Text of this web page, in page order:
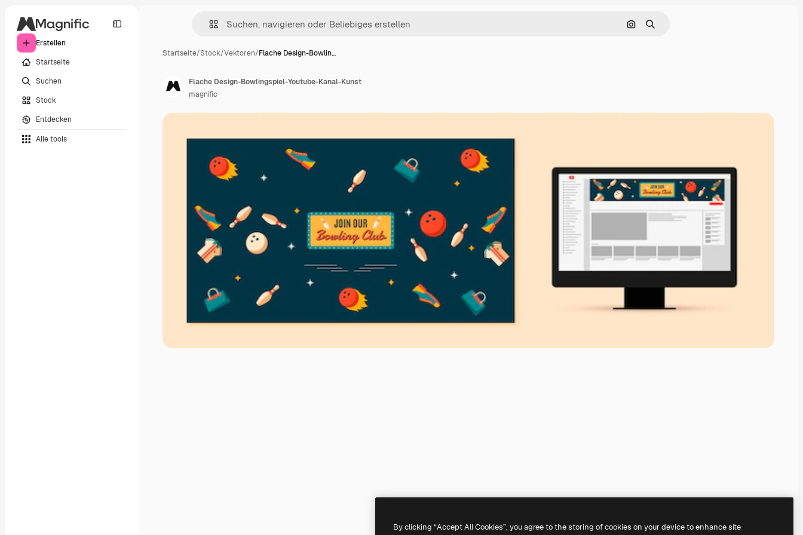
Erstellen
Startseite
Suchen
Stock
Entdecken
Alle tools
Nach Bild suchen
Suchen
Startseite/Stock/Vektoren/Flache Design-Bowlin…
Flache Design-Bowlingspiel-Youtube-Kanal-Kunst
magnific
By clicking “Accept All Cookies”, you agree to the storing of cookies on your device to enhance site